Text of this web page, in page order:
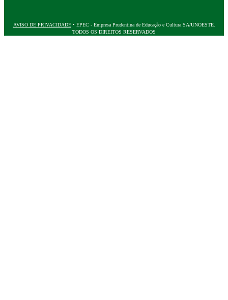
AVISO DE PRIVACIDADE• EPEC - Empresa Prudentina de Educação e Cultura SA/UNOESTE.
TODOS OS DIREITOS RESERVADOS